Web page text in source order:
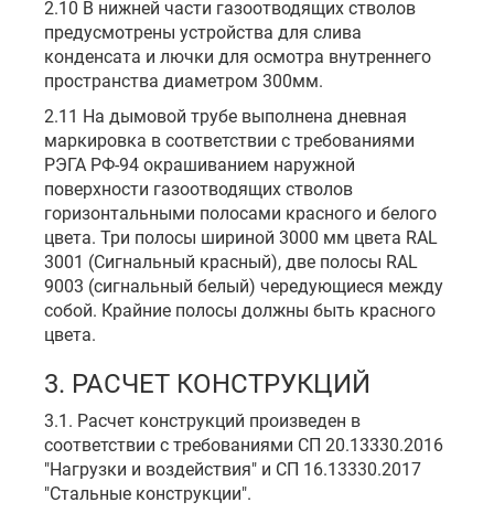
2.10 В нижней части газоотводящих стволов
предусмотрены устройства для слива
конденсата и лючки для осмотра внутреннего
пространства диаметром 300мм.
2.11 На дымовой трубе выполнена дневная
маркировка в соответствии с требованиями
РЭГА РФ-94 окрашиванием наружной
поверхности газоотводящих стволов
горизонтальными полосами красного и белого
цвета. Три полосы шириной 3000 мм цвета RAL
3001 (Сигнальный красный), две полосы RAL
9003 (сигнальный белый) чередующиеся между
собой. Крайние полосы должны быть красного
цвета.
3. РАСЧЕТ КОНСТРУКЦИЙ
3.1. Расчет конструкций произведен в
соответствии с требованиями СП 20.13330.2016
"Нагрузки и воздействия" и СП 16.13330.2017
"Стальные конструкции".